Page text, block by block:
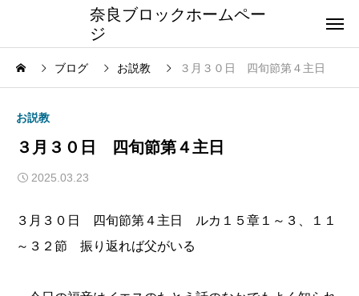
奈良ブロックホームペー
ジ
ブログ お説教 ３月３０日 四旬節第４主日
お説教
３月３０日 四旬節第４主日
2025.03.23
３月３０日 四旬節第４主日 ルカ１５章１～３、１１
～３２節 振り返れば父がいる